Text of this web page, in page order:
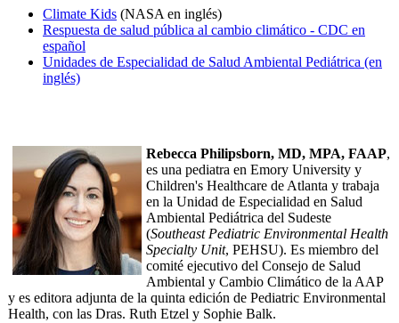
Climate Kids (NASA en inglés)
Respuesta de salud pública al cambio climático - CDC en
español
Unidades de Especialidad de Salud Ambiental Pediátrica (en
inglés)
Rebecca Philipsborn, MD, MPA, FAAP,
es una pediatra en Emory University y
Children's Healthcare de Atlanta y trabaja
en la Unidad de Especialidad en Salud
Ambiental Pediátrica del Sudeste
(Southeast Pediatric Environmental Health
Specialty Unit, PEHSU). Es miembro del
comité ejecutivo del Consejo de Salud
Ambiental y Cambio Climático de la AAP
y es editora adjunta de la quinta edición de Pediatric Environmental
Health, con las Dras. Ruth Etzel y Sophie Balk.